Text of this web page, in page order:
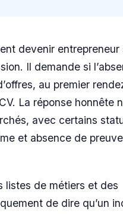
devenir entrepreneur
Il demande si
au premier
La réponse honnête
avec certains
et absence de
listes de métiers et des
de dire qu’un